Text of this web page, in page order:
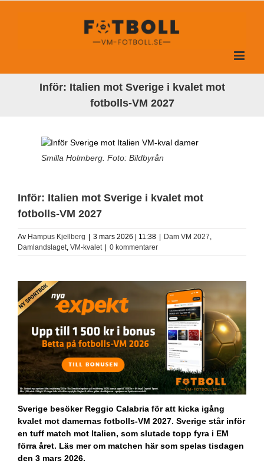
Inför: Italien mot Sverige i kvalet mot
fotbolls-VM 2027
Smilla Holmberg. Foto: Bildbyrån
Inför: Italien mot Sverige i kvalet mot
fotbolls-VM 2027
Av Hampus Kjellberg | 3 mars 2026 | 11:38 | Dam VM 2027,
Damlandslaget, VM-kvalet | 0 kommentarer
Sverige besöker Reggio Calabria för att kicka igång
kvalet mot damernas fotbolls-VM 2027. Sverige står inför
en tuff match mot Italien, som slutade topp fyra i EM
förra året. Läs mer om matchen här som spelas tisdagen
den 3 mars 2026.